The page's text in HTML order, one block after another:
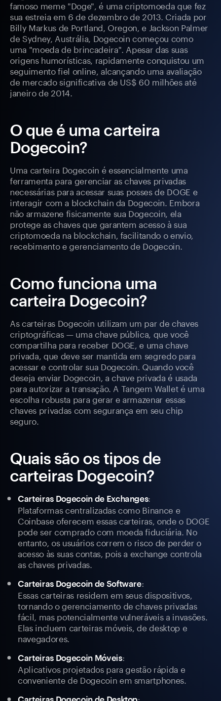
famoso meme "Doge", é uma criptomoeda que fez
sua estreia em 6 de dezembro de 2013. Criada por
Billy Markus de Portland, Oregon, e Jackson Palmer
de Sydney, Austrália, Dogecoin começou como
uma "moeda de brincadeira". Apesar das suas
origens humorísticas, rapidamente conquistou um
seguimento fiel online, alcançando uma avaliação
de mercado significativa de US$ 60 milhões até
janeiro de 2014.
O que é uma carteira
Dogecoin?
Uma carteira Dogecoin é essencialmente uma
ferramenta para gerenciar as chaves privadas
necessárias para acessar suas posses de DOGE e
interagir com a blockchain da Dogecoin. Embora
não armazene fisicamente sua Dogecoin, ela
protege as chaves que garantem acesso à sua
criptomoeda na blockchain, facilitando o envio,
recebimento e gerenciamento de Dogecoin.
Como funciona uma
carteira Dogecoin?
As carteiras Dogecoin utilizam um par de chaves
criptográficas — uma chave pública, que você
compartilha para receber DOGE, e uma chave
privada, que deve ser mantida em segredo para
acessar e controlar sua Dogecoin. Quando você
deseja enviar Dogecoin, a chave privada é usada
para autorizar a transação. A Tangem Wallet é uma
escolha robusta para gerar e armazenar essas
chaves privadas com segurança em seu chip
seguro.
Quais são os tipos de
carteiras Dogecoin?
Carteiras Dogecoin de Exchanges:
Plataformas centralizadas como Binance e
Coinbase oferecem essas carteiras, onde o DOGE
pode ser comprado com moeda fiduciária. No
entanto, os usuários correm o risco de perder o
acesso às suas contas, pois a exchange controla
as chaves privadas.
Carteiras Dogecoin de Software:
Essas carteiras residem em seus dispositivos,
tornando o gerenciamento de chaves privadas
fácil, mas potencialmente vulneráveis a invasões.
Elas incluem carteiras móveis, de desktop e
navegadores.
Carteiras Dogecoin Móveis:
Aplicativos projetados para gestão rápida e
conveniente de Dogecoin em smartphones.
: